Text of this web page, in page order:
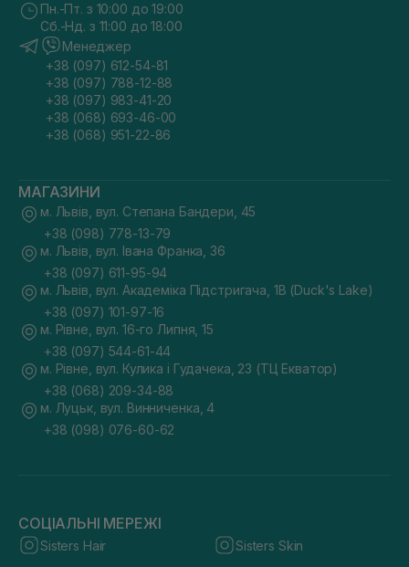
Пн.-Пт. з 10:00 до 19:00
Сб.-Нд. з 11:00 до 18:00
Менеджер
+38 (097) 612-54-81
+38 (097) 788-12-88
+38 (097) 983-41-20
+38 (068) 693-46-00
+38 (068) 951-22-86
МАГАЗИНИ
м. Львів, вул. Степана Бандери, 45
+38 (098) 778-13-79
м. Львів, вул. Івана Франка, 36
+38 (097) 611-95-94
м. Львів, вул. Академіка Підстригача, 1В (Duck's Lake)
+38 (097) 101-97-16
м. Рівне, вул. 16-го Липня, 15
+38 (097) 544-61-44
м. Рівне, вул. Кулика і Гудачека, 23 (ТЦ Екватор)
+38 (068) 209-34-88
м. Луцьк, вул. Винниченка, 4
+38 (098) 076-60-62
СОЦІАЛЬНІ МЕРЕЖІ
Sisters Hair Sisters Skin